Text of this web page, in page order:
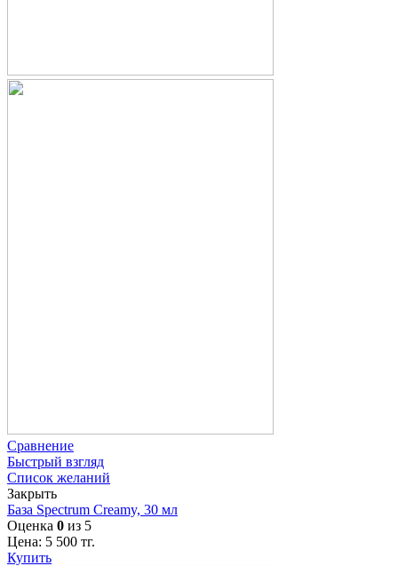
Сравнение
Быстрый взгляд
Список желаний
Закрыть
База Spectrum Creamy, 30 мл
Оценка 0 из 5
Цена: 5 500 тг.
Купить